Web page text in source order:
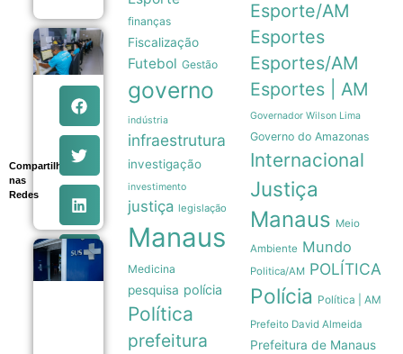
Compartilhe
nas
Redes
Sexta-feira
em Manaus
tem 639
vagas de
emprego
abertas
pelo Sine
com
orientações
candidatos
06/08
mostra que
derrubou
em 85% as
por fibrose
finanças
Fiscalização
Futebol Gestão
governo
indústria
infraestrutura
investigação
investimento
justiça legislação
Manaus
Medicina
pesquisa polícia
Política
prefeitura
Esporte/AM
Esportes
Esportes/AM
Esportes | AM
Governador Wilson Lima
Governo do Amazonas
Internacional
Justiça
Manaus Meio
Ambiente Mundo
Politica/AM POLÍTICA
Polícia Política | AM
Prefeito David Almeida
Prefeitura de Manaus